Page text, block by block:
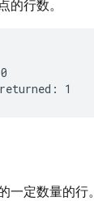
的行数。
一定数量的行。